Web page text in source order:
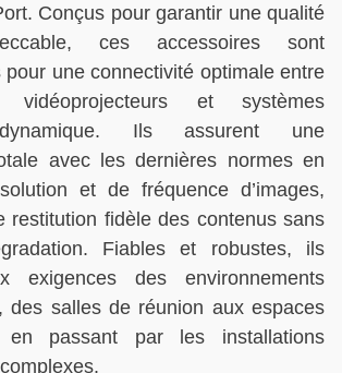
Conçus pour garantir une qualité
ces accessoires sont
pour une connectivité optimale entre
et systèmes
dynamique. Ils assurent une
avec les dernières normes en
et de fréquence d’images,
restitution fidèle des contenus sans
Fiables et robustes, ils
exigences des environnements
des salles de réunion aux espaces
en passant par les installations